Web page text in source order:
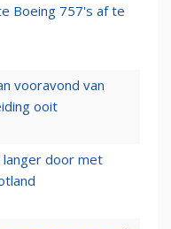
Boeing 757's af te
vooravond van
ooit
langer door met